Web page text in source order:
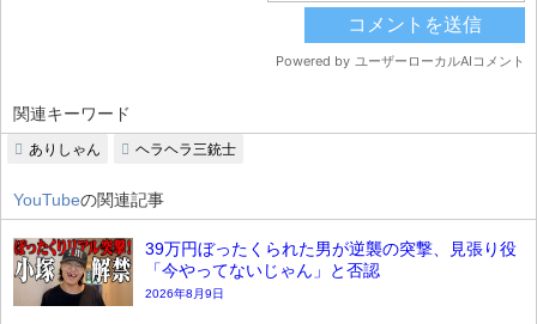
関連キーワード
ありしゃん ヘラヘラ三銃士
YouTubeの関連記事
39万円ぼったくられた男が逆襲の突撃、見張り役
「今やってないじゃん」と否認
2026年8月9日